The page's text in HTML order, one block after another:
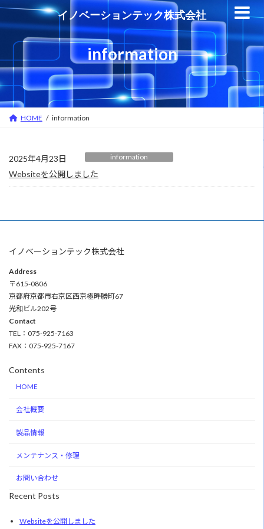
コ
ン
ツ
へ
キ
ナ
ビ
シ
ョ
に
information
HOME information
2025年4月23日 information
Websiteを公開しました
イノベーションテック株式会社
Address
〒615-0806
京都府京都市右京区西京極畔勝町67
光和ビル202号
Contact
TEL：075-925-7163
FAX：075-925-7167
Contents
HOME
会社概要
製品情報
メンテナンス・修理
お問い合わせ
Recent Posts
Websiteを公開しました
イノベーションテック株式会社